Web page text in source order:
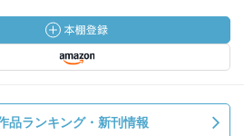
品ランキング・新刊情報